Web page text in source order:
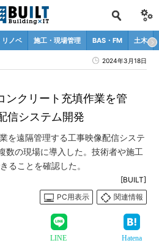
リノベ 施工・現場管理 BAS・FM 土木
2024年3月18日
ンクリート充填作業を管
信システム開発
を遠隔管理する工事映像配信システ
数の現場に導入した。技術者や施工
ることを確認した。
[BUILT]
PC用表示
関連情報
LINE Hatena